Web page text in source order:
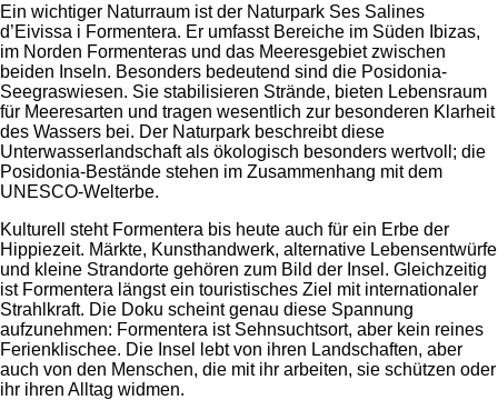
Ein wichtiger Naturraum ist der Naturpark Ses Salines
d’Eivissa i Formentera. Er umfasst Bereiche im Süden Ibizas,
im Norden Formenteras und das Meeresgebiet zwischen
beiden Inseln. Besonders bedeutend sind die Posidonia-
Seegraswiesen. Sie stabilisieren Strände, bieten Lebensraum
für Meeresarten und tragen wesentlich zur besonderen Klarheit
des Wassers bei. Der Naturpark beschreibt diese
Unterwasserlandschaft als ökologisch besonders wertvoll; die
Posidonia-Bestände stehen im Zusammenhang mit dem
UNESCO-Welterbe.
Kulturell steht Formentera bis heute auch für ein Erbe der
Hippiezeit. Märkte, Kunsthandwerk, alternative Lebensentwürfe
und kleine Strandorte gehören zum Bild der Insel. Gleichzeitig
ist Formentera längst ein touristisches Ziel mit internationaler
Strahlkraft. Die Doku scheint genau diese Spannung
aufzunehmen: Formentera ist Sehnsuchtsort, aber kein reines
Ferienklischee. Die Insel lebt von ihren Landschaften, aber
auch von den Menschen, die mit ihr arbeiten, sie schützen oder
ihr ihren Alltag widmen.